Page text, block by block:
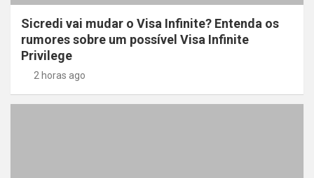
Sicredi vai mudar o Visa Infinite? Entenda os
rumores sobre um possível Visa Infinite
Privilege
2 horas ago